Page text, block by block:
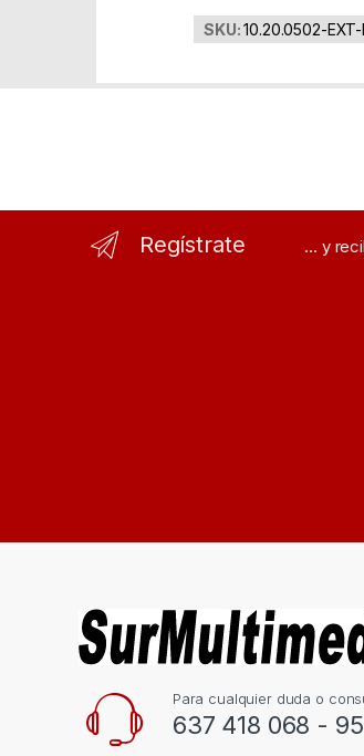
SKU:10.20.0502-
Regístrate ... y
Para cualquier duda o
637 418 068 -